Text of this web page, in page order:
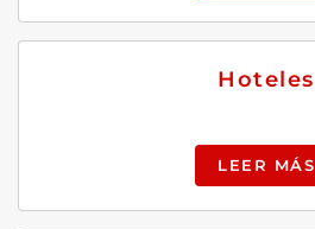
Hoteles
LEER MÁS